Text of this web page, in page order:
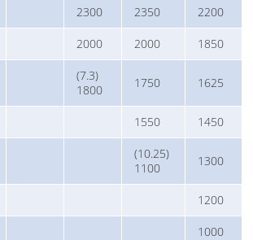
2300 2350 2200
2000 2000 1850
(7.3)
1800
1750 1625
1550 1450
(10.25)
1100
1300
1200
1000